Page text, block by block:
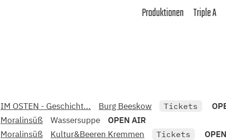
Produktionen Triple A
IM OSTEN - Geschicht... Burg Beeskow Tickets
Moralinsüß Wassersuppe OPEN AIR
Moralinsüß Kultur&Beeren Kremmen Tickets